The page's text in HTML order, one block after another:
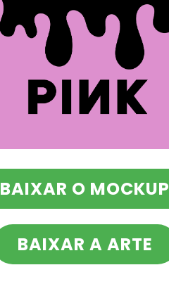
BAIXAR O MOCKUP
BAIXAR A ARTE